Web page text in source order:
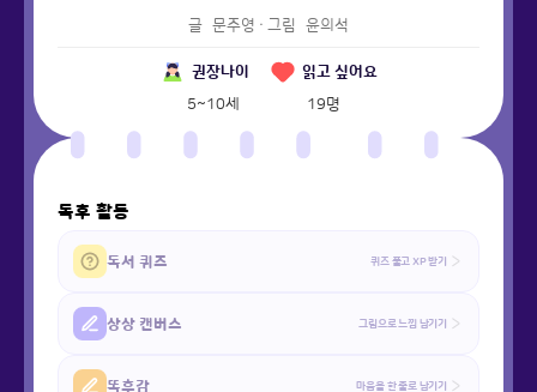
글 문주영 · 그림 윤의석
권장나이
5~10세
읽고 싶어요
19명
독후 활동
독서 퀴즈 퀴즈 풀고 XP 받기
상상 캔버스 그림으로 느낌 남기기
똑후감 마음을 한 줄로 남기기